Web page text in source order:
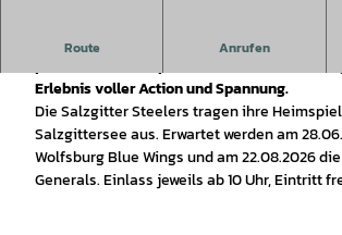
Route Anrufen
American Football hautnah: Die Salzgitter
Erlebnis voller Action und Spannung.
Die Salzgitter Steelers tragen ihre
Salzgittersee aus. Erwartet werden am
Wolfsburg Blue Wings und am 22.08.2026
Generals. Einlass jeweils ab 10 Uhr, Eintritt